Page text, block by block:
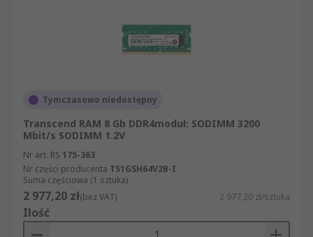
Tymczasowo niedostępny
Transcend RAM 8 Gb DDR4moduł: SODIMM 3200
Mbit/s SODIMM 1.2V
Nr art. RS 175-363
Nr części producenta TS1GSH64V2B-I
Suma częściowa (1 sztuka)
2 977,20 zł(bez VAT) 2 977,20 zł/sztuka
Ilość